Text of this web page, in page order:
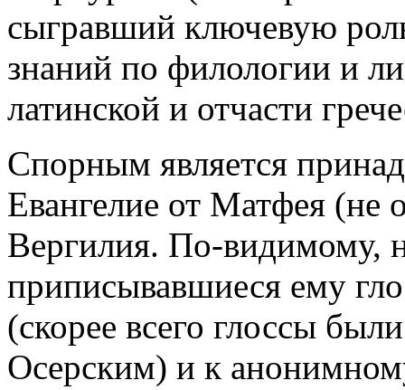
сыгравший ключевую
знаний по филологии и
латинской и отчасти
Спорным является
Евангелие от Матфея (не
Вергилия. По-видимому,
приписывавшиеся ему
(скорее всего глоссы
Осерским) и к